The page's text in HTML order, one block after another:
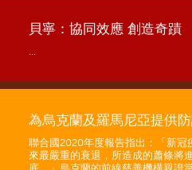
貝寧：協同效應 創造奇蹟
...
為烏克蘭及羅馬尼亞提供
聯合國2020年度報告指出：「新冠
來最嚴重的衰退，所造成的蕭條將